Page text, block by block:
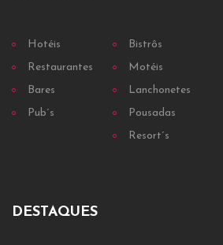
Hotéis
Restaurantes
Bares
Pub´s
Bistrôs
Motéis
Lanchonetes
Pousadas
Resort´s
DESTAQUES